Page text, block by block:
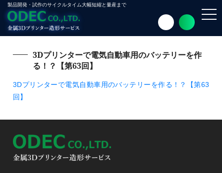
製品開発・試作のサイクルタイム大幅短縮と量産まで
3Dプリンターで電気自動車用のバッテリーを作
る！？【第63回】
3Dプリンターで電気自動車用のバッテリーを作る！？【第63
回】